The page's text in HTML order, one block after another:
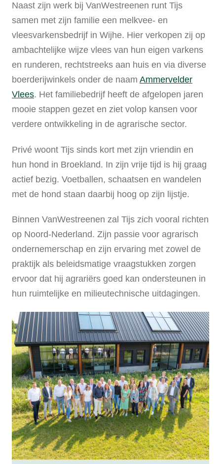
Naast zijn werk bij VanWestreenen runt Tijs
samen met zijn familie een melkvee- en
vleesvarkensbedrijf in Wijhe. Hier verkopen zij op
ambachtelijke wijze vlees van hun eigen varkens
en runderen, rechtstreeks aan huis en via diverse
boerderijwinkels onder de naam Ammervelder
Vlees. Het familiebedrijf heeft de afgelopen jaren
mooie stappen gezet en ziet volop kansen voor
verdere ontwikkeling in de agrarische sector.
Privé woont Tijs sinds kort met zijn vriendin en
hun hond in Broekland. In zijn vrije tijd is hij graag
actief bezig. Voetballen, schaatsen en wandelen
met de hond staan daarbij hoog op zijn lijstje.
Binnen VanWestreenen zal Tijs zich vooral richten
op Noord-Nederland. Zijn passie voor agrarisch
ondernemerschap en zijn ervaring met zowel de
praktijk als beleidsmatige vraagstukken zorgen
ervoor dat hij agrariërs goed kan ondersteunen in
hun ruimtelijke en milieutechnische uitdagingen.